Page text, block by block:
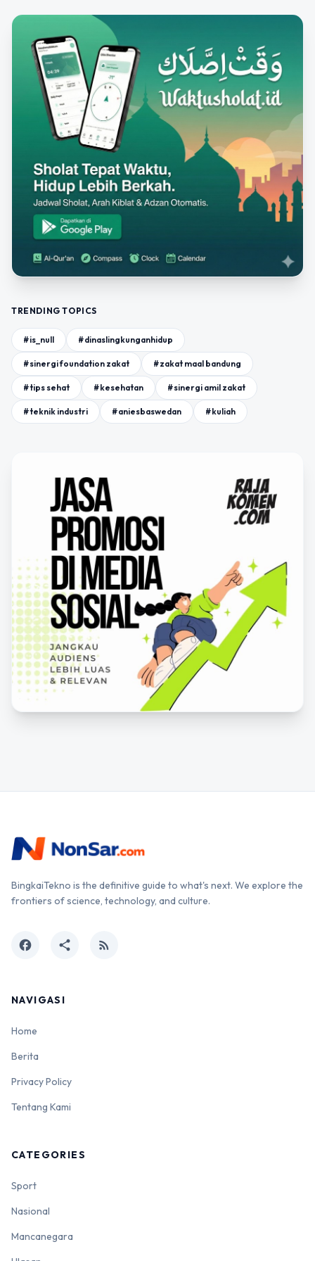
TRENDING TOPICS
#is_null #dinaslingkunganhidup
#sinergi foundation zakat #zakat maal bandung
#tips sehat #kesehatan #sinergi amil zakat
#teknik industri #aniesbaswedan #kuliah
BingkaiTekno is the definitive guide to what's next. We explore the
frontiers of science, technology, and culture.
facebook share rss_feed
NAVIGASI
Home
Berita
Privacy Policy
Tentang Kami
CATEGORIES
Sport
Nasional
Mancanegara